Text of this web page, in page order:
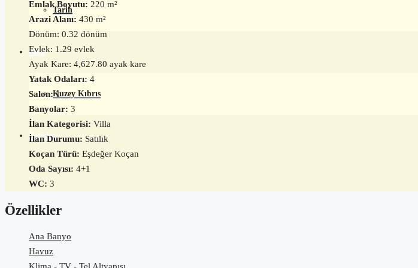
Tarih
Blog
Kuzey Kıbrıs
İletişim
Emlak Boyutu: 220 m²
Arazi Alanı: 430 m²
Dönüm: 0.32 dönüm
Evlek: 1.29 evlek
Ayak Kare: 4,627.80 ayak kare
Yatak Odaları: 4
Salon: 1
Banyolar: 3
İlan Kategorisi: Villa
İlan Durumu: Satılık
Koçan Türü: Eşdeğer Koçan
Oda Sayısı: 4+1
WC: 3
Özellikler
Ana Banyo
Havuz
Klima - TV - Tel Altyapısı